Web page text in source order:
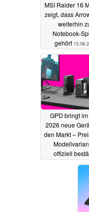
MSI Raider 16
zeigt, dass
weiterhin
Notebook-
gehört
GPD bringt
2026 neue
den Markt –
offiziell
09.06.2026